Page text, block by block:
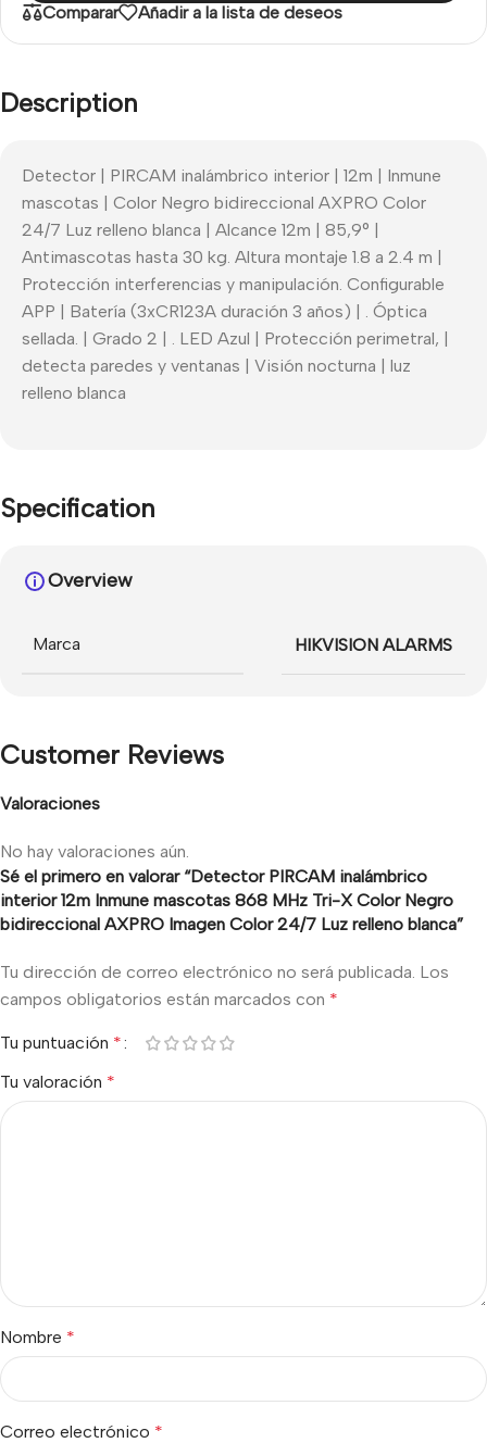
Comparar Añadir a la lista de deseos
Description
Detector | PIRCAM inalámbrico interior | 12m | Inmune
mascotas | Color Negro bidireccional AXPRO Color
24/7 Luz relleno blanca | Alcance 12m | 85,9° |
Antimascotas hasta 30 kg. Altura montaje 1.8 a 2.4 m |
Protección interferencias y manipulación. Configurable
APP | Batería (3xCR123A duración 3 años) | . Óptica
sellada. | Grado 2 | . LED Azul | Protección perimetral, |
detecta paredes y ventanas | Visión nocturna | luz
relleno blanca
Specification
Overview
Marca HIKVISION ALARMS
Customer Reviews
Valoraciones
No hay valoraciones aún.
Sé el primero en valorar “Detector PIRCAM inalámbrico
interior 12m Inmune mascotas 868 MHz Tri-X Color Negro
bidireccional AXPRO Imagen Color 24/7 Luz relleno blanca”
Tu dirección de correo electrónico no será publicada. Los
campos obligatorios están marcados con *
Tu puntuación *
Tu valoración *
Nombre *
Correo electrónico *